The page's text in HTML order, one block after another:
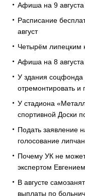
Афиша на 9
Расписание
август
Четырём липецким
Афиша на 8
У здания соцфонда
отремонтировать и
У стадиона
спортивной Доски
Подать заявление
голосование
Почему УК не
экспертом
В августе
выплаты по